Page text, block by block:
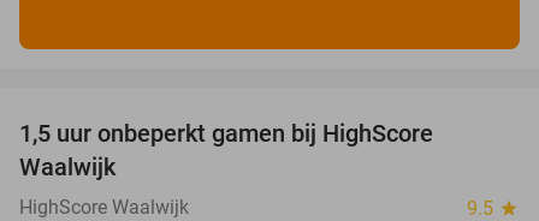
1,5 uur onbeperkt gamen bij HighScore
Waalwijk
HighScore Waalwijk 9.5 star